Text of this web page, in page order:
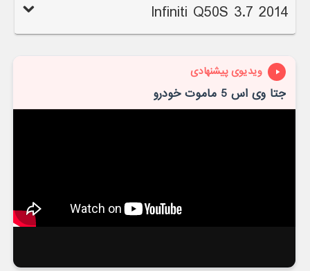
2014 Infiniti Q50S 3.7
ویدیوی پیشنهادی
جتا وی اس 5 ماموت خودرو